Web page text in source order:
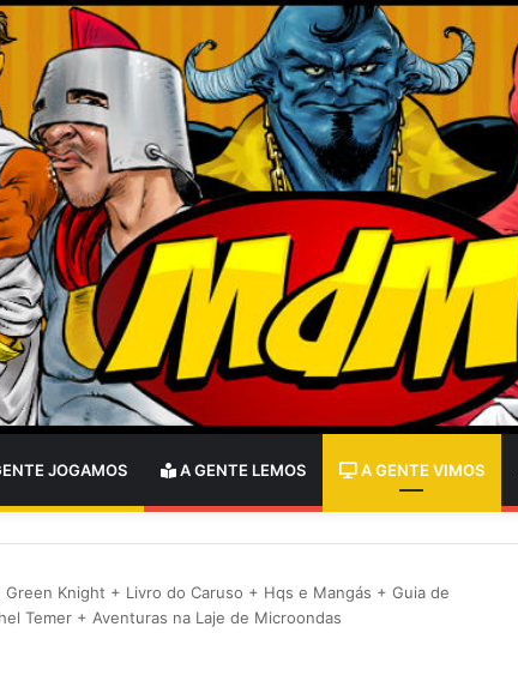
JOGAMOS A GENTE LEMOS A GENTE VIMOS
Knight + Livro do Caruso + Hqs e Mangás + Guia de
Temer + Aventuras na Laje de Microondas